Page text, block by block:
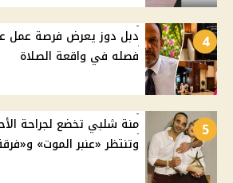
4
دبل دوز يعرض فرصة عمل
فصله في واقعة الصلاة
5
منة شلبي تخضع لجراحة
وتنتظر «عنبر الموت»